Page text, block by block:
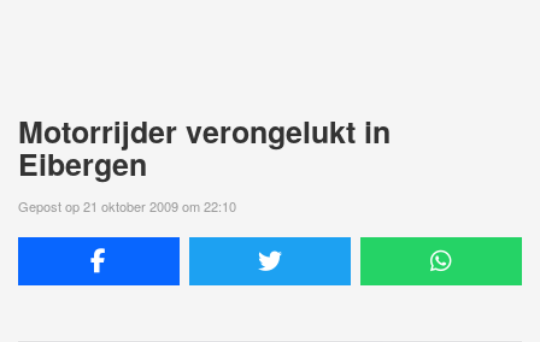
Motorrijder verongelukt in
Eibergen
Gepost op 21 oktober 2009 om 22:10